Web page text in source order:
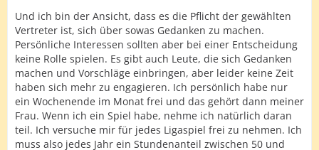
Und ich bin der Ansicht, dass es die Pflicht der gewählten
Vertreter ist, sich über sowas Gedanken zu machen.
Persönliche Interessen sollten aber bei einer Entscheidung
keine Rolle spielen. Es gibt auch Leute, die sich Gedanken
machen und Vorschläge einbringen, aber leider keine Zeit
haben sich mehr zu engagieren. Ich persönlich habe nur
ein Wochenende im Monat frei und das gehört dann meiner
Frau. Wenn ich ein Spiel habe, nehme ich natürlich daran
teil. Ich versuche mir für jedes Ligaspiel frei zu nehmen. Ich
muss also jedes Jahr ein Stundenanteil zwischen 50 und